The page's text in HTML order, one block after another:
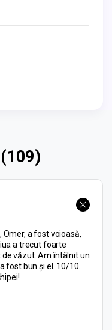
a fost voioasă,
a trecut foarte
văzut. Am întâlnit un
fost bun și el. 10/10.